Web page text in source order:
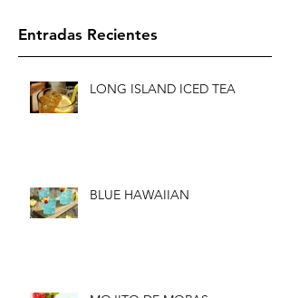
Entradas Recientes
LONG ISLAND ICED TEA
BLUE HAWAIIAN